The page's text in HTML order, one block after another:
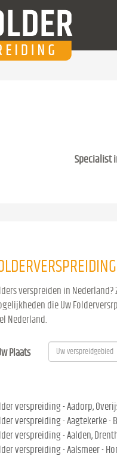
Specialist
verspreiden in
die Uw
Nederland.
Plaats
verspreiding - Aadorp,
verspreiding - Aagtekerke -
verspreiding - Aalden,
verspreiding - Aalsmeer -